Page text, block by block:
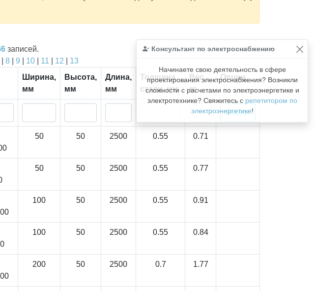
Консультант по электроснабжению
Начинаете свою деятельность в сфере
проектирования электроснабжения? Возникли
сложности с расчетами по электроэнергетике и
электротехнике? Свяжитесь с репетитором по
электроэнергетике!
записей.
8| 9 10| 11 12
13
Ширина,
мм
Высота,
мм
Длина,
мм
Толщина
стали, мм
Вес,
кг
Опции
50 50 2500 0.55 0.71
50 50 2500 0.55 0.77
100 50 2500 0.55 0.91
100 50 2500 0.55 0.84
200 50 2500 0.7 1.77